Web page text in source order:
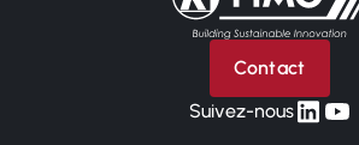
Contact
Suivez-nouslinkedin
yt